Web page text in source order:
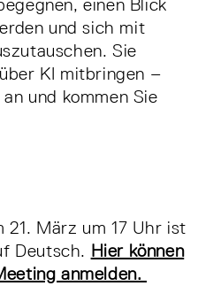
einen Blick
und sich mit
Sie
KI mitbringen –
und kommen Sie
21. März um 17 Uhr ist
Deutsch. Hier können
anmelden.